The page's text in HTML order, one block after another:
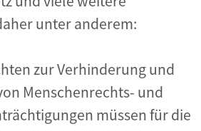
unter anderem:
zur Verhinderung und
Menschenrechts- und
müssen für die